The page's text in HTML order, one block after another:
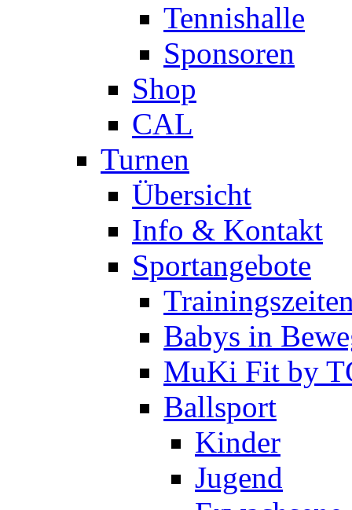
Tennishalle
Sponsoren
Shop
CAL
Turnen
Übersicht
Info & Kontakt
Sportangebote
Babys in
MuKi Fit by
Ballsport
Kinder
Jugend